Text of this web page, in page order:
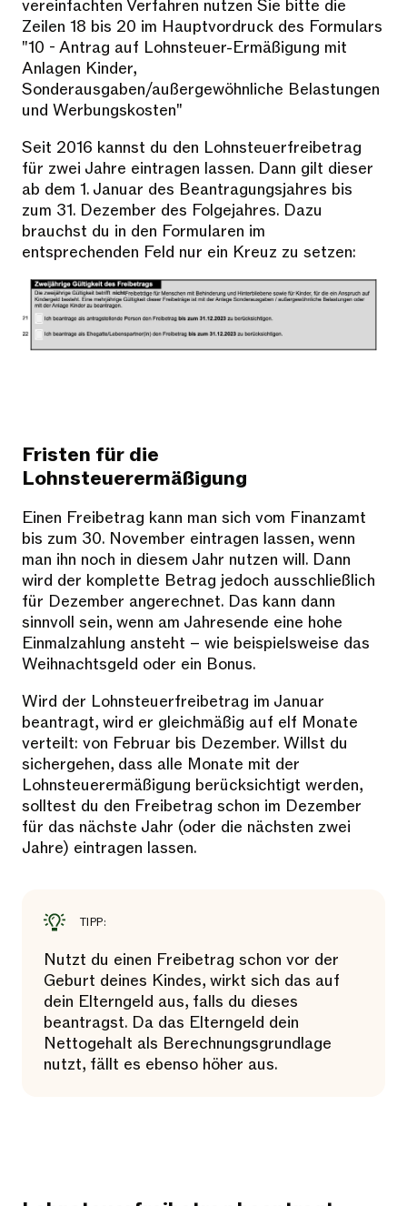
vereinfachten Verfahren nutzen Sie bitte die
Zeilen 18 bis 20 im Hauptvordruck des Formulars
"10 - Antrag auf Lohnsteuer-Ermäßigung mit
Anlagen Kinder,
Sonderausgaben/außergewöhnliche Belastungen
und Werbungskosten"
Seit 2016 kannst du den Lohnsteuerfreibetrag
für zwei Jahre eintragen lassen. Dann gilt dieser
ab dem 1. Januar des Beantragungsjahres bis
zum 31. Dezember des Folgejahres. Dazu
brauchst du in den Formularen im
entsprechenden Feld nur ein Kreuz zu setzen:
Fristen für die
Lohnsteuerermäßigung
Einen Freibetrag kann man sich vom Finanzamt
bis zum 30. November eintragen lassen, wenn
man ihn noch in diesem Jahr nutzen will. Dann
wird der komplette Betrag jedoch ausschließlich
für Dezember angerechnet. Das kann dann
sinnvoll sein, wenn am Jahresende eine hohe
Einmalzahlung ansteht – wie beispielsweise das
Weihnachtsgeld oder ein Bonus.
Wird der Lohnsteuerfreibetrag im Januar
beantragt, wird er gleichmäßig auf elf Monate
verteilt: von Februar bis Dezember. Willst du
sichergehen, dass alle Monate mit der
Lohnsteuerermäßigung berücksichtigt werden,
solltest du den Freibetrag schon im Dezember
für das nächste Jahr (oder die nächsten zwei
Jahre) eintragen lassen.
TIPP:
Nutzt du einen Freibetrag schon vor der
Geburt deines Kindes, wirkt sich das auf
dein Elterngeld aus, falls du dieses
beantragst. Da das Elterngeld dein
Nettogehalt als Berechnungsgrundlage
nutzt, fällt es ebenso höher aus.